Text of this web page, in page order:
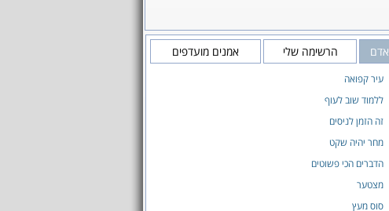
אדם הרשימה שלי אמנים מועדפים
עיר קפואה
ללמוד שוב לעוף
זה הזמן לניסים
מחר יהיה שקט
הדברים הכי פשוטים
מצטער
סוס מעץ